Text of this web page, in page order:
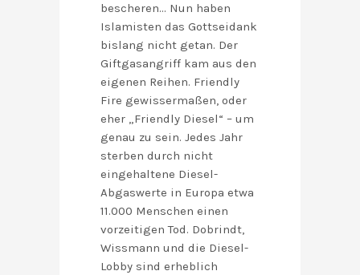
bescheren… Nun haben
Islamisten das Gottseidank
bislang nicht getan. Der
Giftgasangriff kam aus den
eigenen Reihen. Friendly
Fire gewissermaßen, oder
eher „Friendly Diesel“ – um
genau zu sein. Jedes Jahr
sterben durch nicht
eingehaltene Diesel-
Abgaswerte in Europa etwa
11.000 Menschen einen
vorzeitigen Tod. Dobrindt,
Wissmann und die Diesel-
Lobby sind erheblich